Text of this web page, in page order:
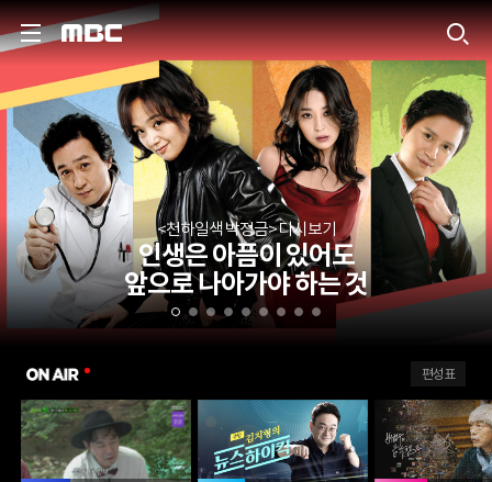
<천하일색 박정금> 다시보기
인생은 아픔이 있어도
앞으로 나아가야 하는 것
편성표